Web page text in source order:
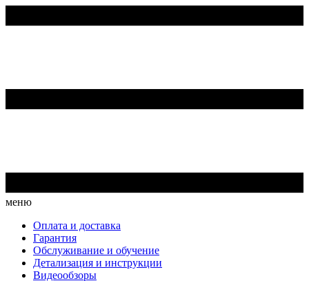
меню
Оплата и доставка
Гарантия
Обслуживание и обучение
Детализация и инструкции
Видеообзоры